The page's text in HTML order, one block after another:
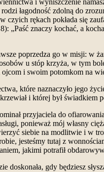
i wyniszczenie
łagodność zdolną do
rękach pokłada się
„Paść znaczy kochać, a
poprzedza go w misji:
u stóp krzyża, w tym
ojcom i swoim potomkom na
które naznaczyło jego
i której był świadkiem
przyjaciela do
ponieważ mój własny
siebie na modlitwie i w
jesteśmy tutaj z
jakimi potrafił
gdy będziesz